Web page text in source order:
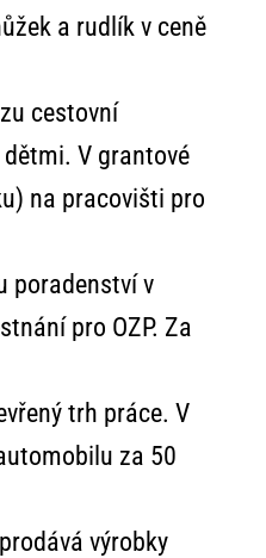
a rudlík v ceně
cestovní
V grantové
na pracovišti pro
poradenství v
pro OZP. Za
trh práce. V
za 50
výrobky